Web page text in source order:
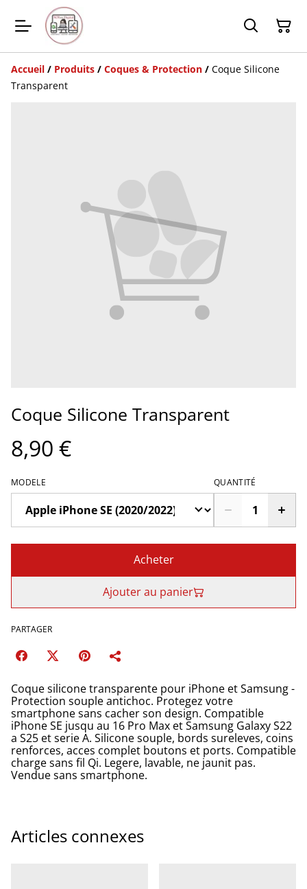
Accueil / Produits / Coques & Protection / Coque Silicone
Transparent
Coque Silicone Transparent
8,90 €
MODELE QUANTITÉ
Acheter
Ajouter au panier
PARTAGER
Coque silicone transparente pour iPhone et Samsung -
Protection souple antichoc. Protegez votre
smartphone sans cacher son design. Compatible
iPhone SE jusqu au 16 Pro Max et Samsung Galaxy S22
a S25 et serie A. Silicone souple, bords sureleves, coins
renforces, acces complet boutons et ports. Compatible
charge sans fil Qi. Legere, lavable, ne jaunit pas.
Vendue sans smartphone.
Articles connexes